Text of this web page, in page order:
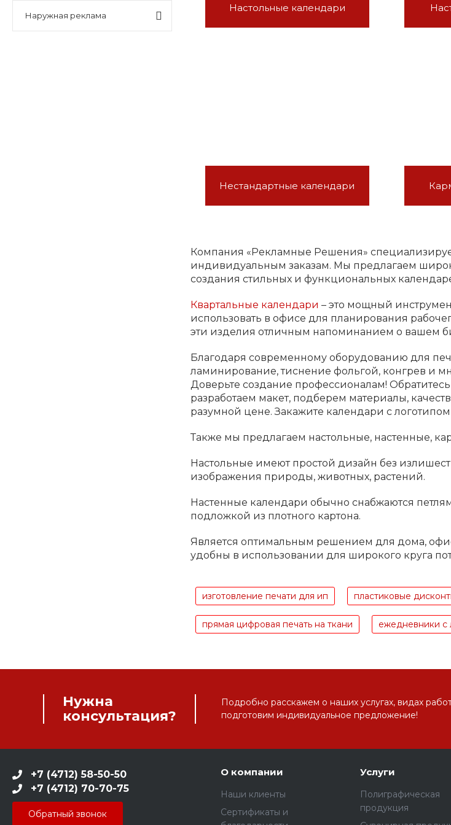
Наружная реклама
Настольные календари
Нестандартные календари
Компания «Рекламные Решения»
индивидуальным заказам. Мы предлагаем
создания стильных и функциональных
Квартальные календари – это мощный
использовать в офисе для планирования
эти изделия отличным напоминанием о вашем
Благодаря современному оборудованию для
ламинирование, тиснение фольгой, конгрев и
Доверьте создание профессионалам!
разработаем макет, подберем материалы,
разумной цене. Закажите календари с
Также мы предлагаем настольные, настенные,
Настольные имеют простой дизайн без
изображения природы, животных, растений.
Настенные календари обычно снабжаются
подложкой из плотного картона.
Является оптимальным решением для дома,
удобны в использовании для широкого круга
изготовление печати для ип пластиковые
прямая цифровая печать на ткани ежедневники с
Нужна
консультация?
Подробно расскажем о наших услугах, видах
подготовим индивидуальное предложение!
+7 (4712) 58-50-50
+7 (4712) 70-70-75
Обратный звонок
О компании
Наши клиенты
Сертификаты и
Услуги
Полиграфическая
продукция